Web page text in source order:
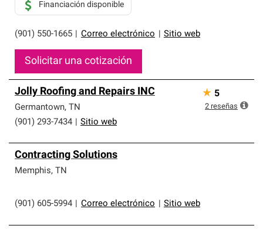
(901) 550-1665 Correo electrónico Sitio web
Financiación disponible
Solicitar una cotización
Jolly Roofing and Repairs INC
Germantown, TN
(901) 293-7434
Sitio web
★ 5
2 reseñas
Contracting Solutions
Memphis, TN
(901) 605-5994 Correo electrónico Sitio web